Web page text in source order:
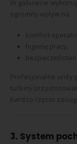
W gabinecie
ogromny wpływ na:
komfort
higienę pracy,
Profesjonalne unity
turbiny
bardzo często
3. System